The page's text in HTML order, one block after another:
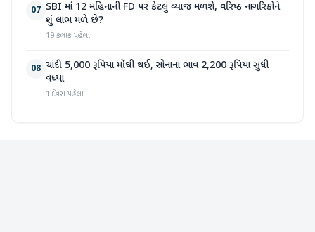
07 SBI માં 12 મહિનાની FD પર કેટલું વ્યાજ મળશે, વરિષ્ઠ નાગરિકોને
શું લાભ મળે છે?
19 કલાક પહેલા
08 ચાંદી 5,000 રૂપિયા મોંઘી થઈ, સોનાના ભાવ 2,200 રૂપિયા સુધી
વધ્યા
1 દિવસ પહેલા